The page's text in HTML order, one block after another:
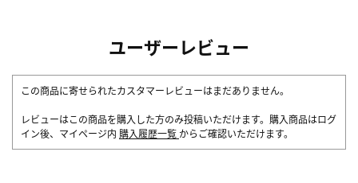
ユーザーレビュー
この商品に寄せられたカスタマーレビューはまだありません。
レビューはこの商品を購入した方のみ投稿いただけます。購入商品はログ
イン後、マイページ内 購入履歴一覧 からご確認いただけます。